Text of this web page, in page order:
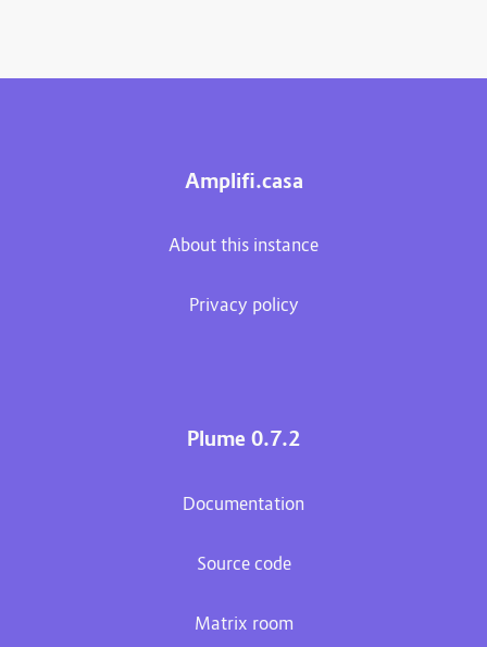
Amplifi.casa
About this instance
Privacy policy
Plume 0.7.2
Documentation
Source code
Matrix room